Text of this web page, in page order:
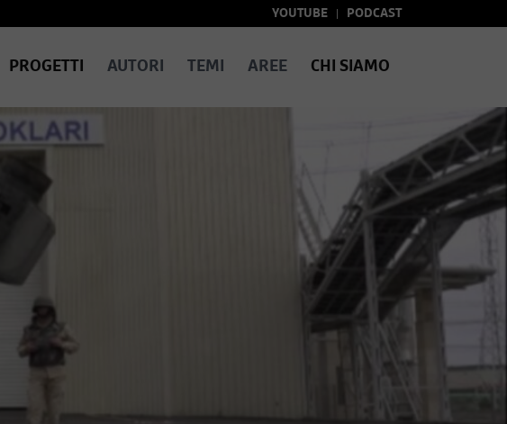
YOUTUBE PODCAST
PROGETTI AUTORI TEMI AREE CHI SIAMO